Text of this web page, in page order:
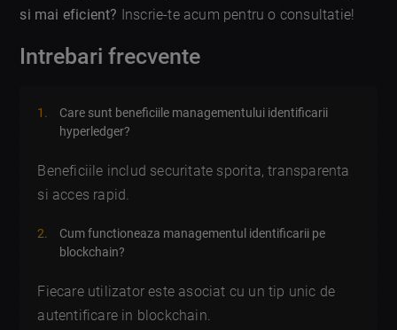
si mai eficient? Inscrie-te acum pentru o consultatie!
Intrebari frecvente
Care sunt beneficiile managementului identificarii
hyperledger?
Beneficiile includ securitate sporita, transparenta
si acces rapid.
Cum functioneaza managementul identificarii pe
blockchain?
Fiecare utilizator este asociat cu un tip unic de
autentificare in blockchain.